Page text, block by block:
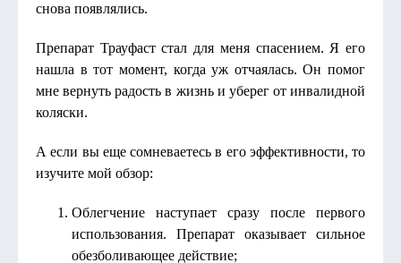
снова появлялись.
Препарат Трауфаст стал для меня спасением. Я его
нашла в тот момент, когда уж отчаялась. Он помог
мне вернуть радость в жизнь и уберег от инвалидной
коляски.
А если вы еще сомневаетесь в его эффективности, то
изучите мой обзор:
Облегчение наступает сразу после первого
использования. Препарат оказывает сильное
обезболивающее действие;